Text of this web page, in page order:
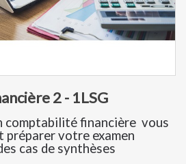
2 - 1LSG
comptabilité financière vous
préparer votre examen
cas de synthèses